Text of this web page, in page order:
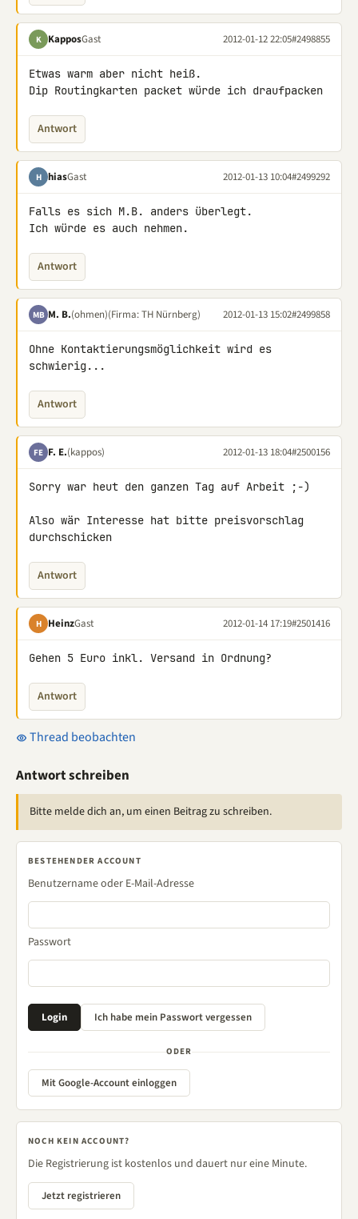
K KapposGast 2012-01-12 22:05#2498855
Etwas warm aber nicht heiß.
Dip Routingkarten packet würde ich draufpacken
Antwort
H hiasGast 2012-01-13 10:04#2499292
Falls es sich M.B. anders überlegt.
Ich würde es auch nehmen.
Antwort
MB M. B.(ohmen)(Firma: TH Nürnberg) 2012-01-13 15:02#2499858
Ohne Kontaktierungsmöglichkeit wird es
schwierig...
Antwort
FE F. E.(kappos) 2012-01-13 18:04#2500156
Sorry war heut den ganzen Tag auf Arbeit ;-)
Also wär Interesse hat bitte preisvorschlag
durchschicken
Antwort
H HeinzGast 2012-01-14 17:19#2501416
Gehen 5 Euro inkl. Versand in Ordnung?
Antwort
Thread beobachten
Antwort schreiben
Bitte melde dich an, um einen Beitrag zu schreiben.
BESTEHENDER ACCOUNT
Benutzername oder E-Mail-Adresse
Passwort
ODER
Mit Google-Account einloggen
NOCH KEIN ACCOUNT?
Die Registrierung ist kostenlos und dauert nur eine Minute.
Jetzt registrieren